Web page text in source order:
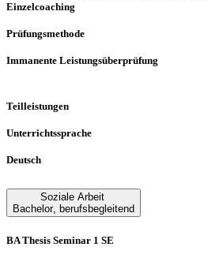
Einzelcoaching
Prüfungsmethode
Immanente Leistungsüberprüfung
Teilleistungen
Unterrichtssprache
Deutsch
Soziale Arbeit
Bachelor, berufsbegleitend
BA Thesis Seminar 1 SE